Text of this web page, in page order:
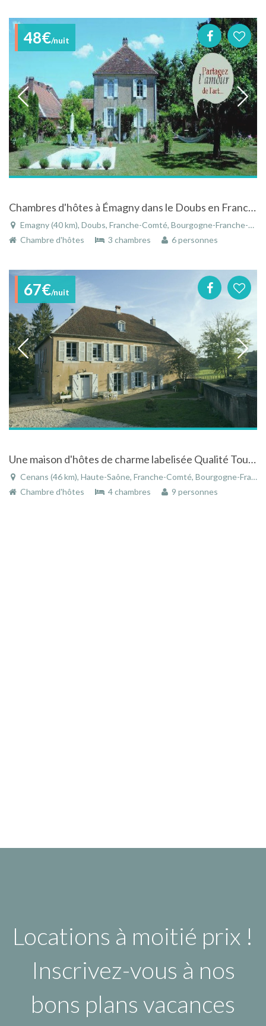
48€/nuit
Chambres d'hôtes à Émagny dans le Doubs en Franche-Compté à proximité de Besançon
Emagny (40 km), Doubs, Franche-Comté, Bourgogne-Franche-Comté, France
Chambre d'hôtes
3 chambres 6 personnes
67€/nuit
Une maison d'hôtes de charme labelisée Qualité Tourisme
Cenans (46 km), Haute-Saône, Franche-Comté, Bourgogne-Franche-Comté, France
Chambre d'hôtes
4 chambres 9 personnes
Locations à moitié prix !
Inscrivez-vous à nos
bons plans vacances